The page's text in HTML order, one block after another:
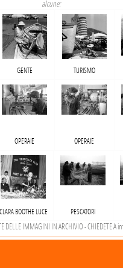
alcune:
GENTE TURISMO
OPERAIE OPERAIE
CLARA BOOTHE LUCE PESCATORI
DELLE IMMAGINI IN ARCHIVIO - CHIEDETE